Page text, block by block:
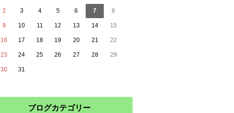
2 3 4 5 6 7 8
9 10 11 12 13 14 15
16 17 18 19 20 21 22
23 24 25 26 27 28 29
30 31
ブログカテゴリー